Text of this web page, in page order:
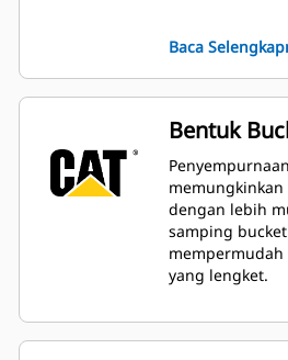
utilitas.
Baca
Bentuk
dengan lebih
samping
yang lengket.